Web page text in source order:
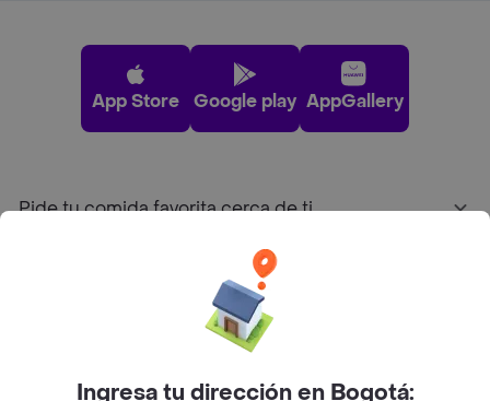
App Store Google play AppGallery
Pide tu comida favorita cerca de ti
Ingresa tu dirección en Bogotá: